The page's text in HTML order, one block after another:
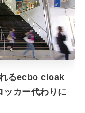
れるecbo cloak
ッカー代わりに